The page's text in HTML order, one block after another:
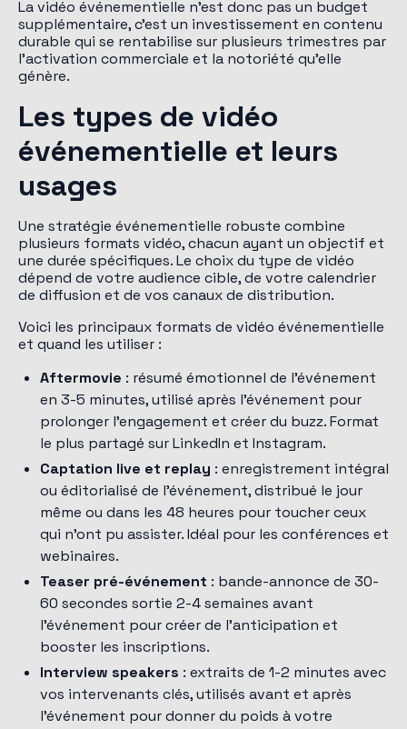
La vidéo événementielle n'est donc pas un budget
supplémentaire, c'est un investissement en contenu
durable qui se rentabilise sur plusieurs trimestres par
l'activation commerciale et la notoriété qu'elle
génère.
Les types de vidéo
événementielle et leurs
usages
Une stratégie événementielle robuste combine
plusieurs formats vidéo, chacun ayant un objectif et
une durée spécifiques. Le choix du type de vidéo
dépend de votre audience cible, de votre calendrier
de diffusion et de vos canaux de distribution.
Voici les principaux formats de vidéo événementielle
et quand les utiliser :
Aftermovie : résumé émotionnel de l'événement
en 3-5 minutes, utilisé après l'événement pour
prolonger l'engagement et créer du buzz. Format
le plus partagé sur LinkedIn et Instagram.
Captation live et replay : enregistrement intégral
ou éditorialisé de l'événement, distribué le jour
même ou dans les 48 heures pour toucher ceux
qui n'ont pu assister. Idéal pour les conférences et
webinaires.
Teaser pré-événement : bande-annonce de 30-
60 secondes sortie 2-4 semaines avant
l'événement pour créer de l'anticipation et
booster les inscriptions.
Interview speakers : extraits de 1-2 minutes avec
vos intervenants clés, utilisés avant et après
l'événement pour donner du poids à votre